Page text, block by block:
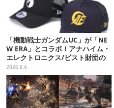
「機動戦士ガンダムUC」が「NE
W ERA」とコラボ！アナハイム・
エレクトロニクス/ビスト財団の
キャップが予約開始
2026.8.6